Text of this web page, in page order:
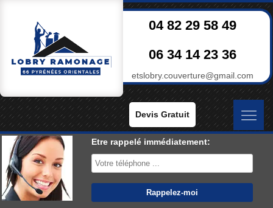
04 82 29 58 49
06 34 14 23 36
etslobry.couverture@gmail.com
Devis Gratuit
Etre rappelé immédiatement: